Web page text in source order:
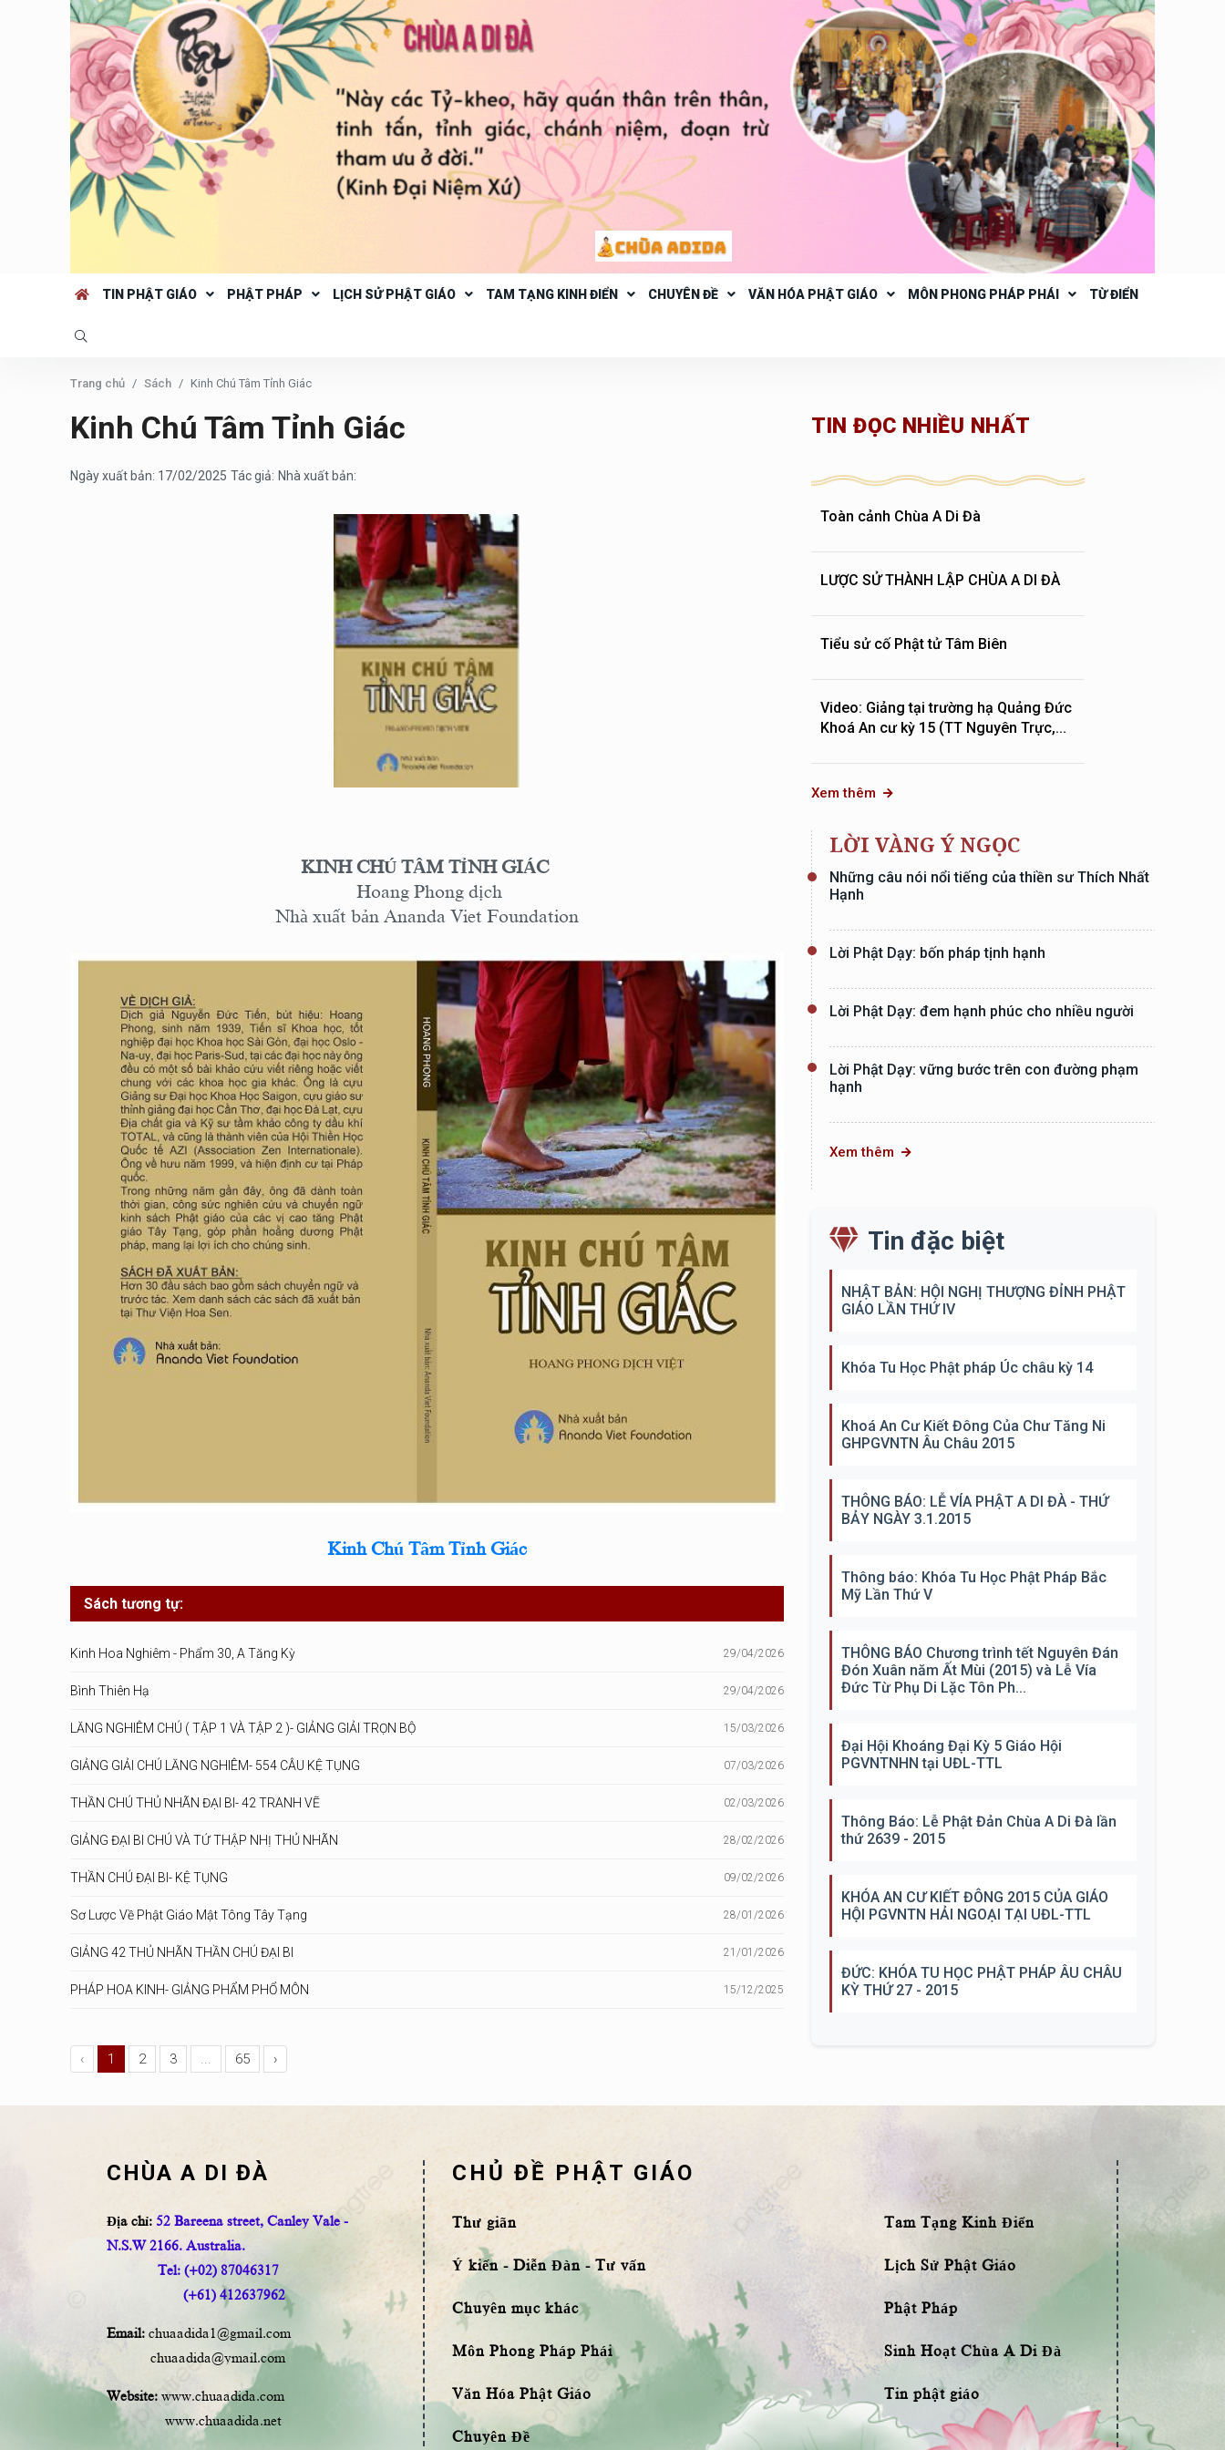
TIN PHẬT GIÁO PHẬT PHÁP LỊCH SỬ PHẬT GIÁO TAM TẠNG KINH ĐIỂN CHUYÊN ĐỀ VĂN HÓA PHẬT GIÁO MÔN PHONG PHÁP PHÁI TỪ ĐIỂN
Trang chủ Sách Kinh Chú Tâm Tỉnh Giác
Kinh Chú Tâm Tỉnh Giác
Ngày xuất bản: 17/02/2025 Tác giả: Nhà xuất bản:
KINH CHÚ TÂM TỈNH GIÁC
Hoang Phong dịch
Nhà xuất bản Ananda Viet Foundation
Kinh Chú Tâm Tỉnh Giác
Sách tương tự:
Kinh Hoa Nghiêm - Phẩm 30, A Tăng Kỳ 29/04/2026
Bình Thiên Hạ 29/04/2026
LĂNG NGHIÊM CHÚ ( TẬP 1 VÀ TẬP 2 )- GIẢNG GIẢI TRỌN BỘ 15/03/2026
GIẢNG GIẢI CHÚ LĂNG NGHIÊM- 554 CÂU KỆ TỤNG 07/03/2026
THẦN CHÚ THỦ NHÃN ĐẠI BI- 42 TRANH VẼ 02/03/2026
GIẢNG ĐẠI BI CHÚ VÀ TỨ THẬP NHỊ THỦ NHÃN 28/02/2026
THẦN CHÚ ĐẠI BI- KỆ TỤNG 09/02/2026
Sơ Lược Về Phật Giáo Mật Tông Tây Tạng 28/01/2026
GIẢNG 42 THỦ NHÃN THẦN CHÚ ĐẠI BI 21/01/2026
PHÁP HOA KINH- GIẢNG PHẨM PHỔ MÔN 15/12/2025
‹ 1 2 3 ... 65 ›
TIN ĐỌC NHIỀU NHẤT
Toàn cảnh Chùa A Di Đà
LƯỢC SỬ THÀNH LẬP CHÙA A DI ĐÀ
Tiểu sử cố Phật tử Tâm Biên
Video: Giảng tại trường hạ Quảng Đức
Khoá An cư kỳ 15 (TT Nguyên Trực,...
Xem thêm
LỜI VÀNG Ý NGỌC
Những câu nói nổi tiếng của thiền sư Thích Nhất
Hạnh
Lời Phật Dạy: bốn pháp tịnh hạnh
Lời Phật Dạy: đem hạnh phúc cho nhiều người
Lời Phật Dạy: vững bước trên con đường phạm
hạnh
Xem thêm
Tin đặc biệt
NHẬT BẢN: HỘI NGHỊ THƯỢNG ĐỈNH PHẬT
GIÁO LẦN THỨ IV
Khóa Tu Học Phật pháp Úc châu kỳ 14
Khoá An Cư Kiết Đông Của Chư Tăng Ni
GHPGVNTN Âu Châu 2015
THÔNG BÁO: LỄ VÍA PHẬT A DI ĐÀ - THỨ
BẢY NGÀY 3.1.2015
Thông báo: Khóa Tu Học Phật Pháp Bắc
Mỹ Lần Thứ V
THÔNG BÁO Chương trình tết Nguyên Đán
Đón Xuân năm Ất Mùi (2015) và Lễ Vía
Đức Từ Phụ Di Lặc Tôn Ph...
Đại Hội Khoáng Đại Kỳ 5 Giáo Hội
PGVNTNHN tại UĐL-TTL
Thông Báo: Lễ Phật Đản Chùa A Di Đà lần
thứ 2639 - 2015
KHÓA AN CƯ KIẾT ĐÔNG 2015 CỦA GIÁO
HỘI PGVNTN HẢI NGOẠI TẠI UĐL-TTL
ĐỨC: KHÓA TU HỌC PHẬT PHÁP ÂU CHÂU
KỲ THỨ 27 - 2015
CHÙA A DI ĐÀ
Địa chỉ: 52 Bareena street, Canley Vale -
N.S.W 2166. Australia.
Tel: (+02) 87046317
(+61) 412637962
Email: chuaadida1@gmail.com
chuaadida@ymail.com
Website: www.chuaadida.com
www.chuaadida.net
CHỦ ĐỀ PHẬT GIÁO
Thư giãn
Ý kiến - Diễn Đàn - Tư vấn
Chuyên mục khác
Môn Phong Pháp Phái
Văn Hóa Phật Giáo
Chuyên Đề
Tam Tạng Kinh Điển
Lịch Sử Phật Giáo
Phật Pháp
Sinh Hoạt Chùa A Di Đà
Tin phật giáo